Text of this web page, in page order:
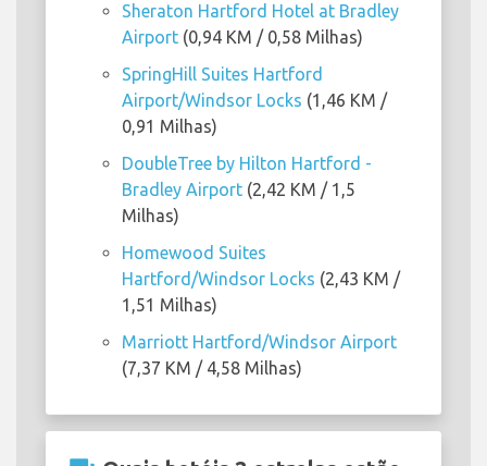
Sheraton Hartford Hotel at Bradley
Airport (0,94 KM / 0,58 Milhas)
SpringHill Suites Hartford
Airport/Windsor Locks (1,46 KM /
0,91 Milhas)
DoubleTree by Hilton Hartford -
Bradley Airport (2,42 KM / 1,5
Milhas)
Homewood Suites
Hartford/Windsor Locks (2,43 KM /
1,51 Milhas)
Marriott Hartford/Windsor Airport
(7,37 KM / 4,58 Milhas)